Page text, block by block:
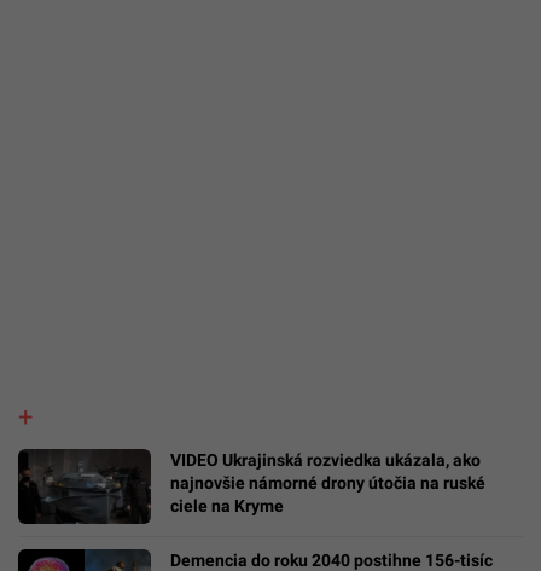
VIDEO Ukrajinská rozviedka ukázala, ako
najnovšie námorné drony útočia na ruské
ciele na Kryme
Demencia do roku 2040 postihne 156-tisíc